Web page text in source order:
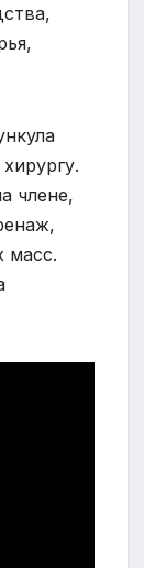
члене,
масс.